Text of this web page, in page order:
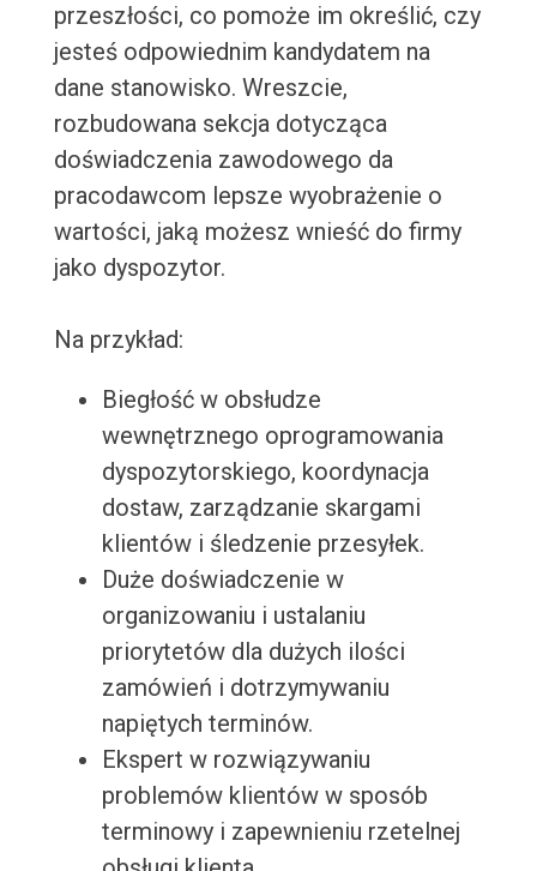
przeszłości, co pomoże im określić, czy
jesteś odpowiednim kandydatem na
dane stanowisko. Wreszcie,
rozbudowana sekcja dotycząca
doświadczenia zawodowego da
pracodawcom lepsze wyobrażenie o
wartości, jaką możesz wnieść do firmy
jako dyspozytor.
Na przykład:
Biegłość w obsłudze
wewnętrznego oprogramowania
dyspozytorskiego, koordynacja
dostaw, zarządzanie skargami
klientów i śledzenie przesyłek.
Duże doświadczenie w
organizowaniu i ustalaniu
priorytetów dla dużych ilości
zamówień i dotrzymywaniu
napiętych terminów.
Ekspert w rozwiązywaniu
problemów klientów w sposób
terminowy i zapewnieniu rzetelnej